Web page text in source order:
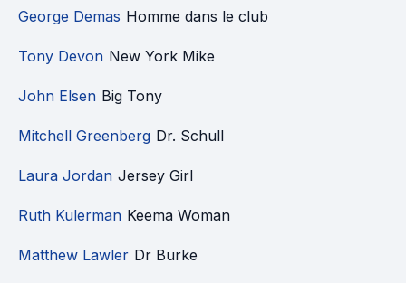
George Demas Homme dans le club
Tony Devon New York Mike
John Elsen Big Tony
Mitchell Greenberg Dr. Schull
Laura Jordan Jersey Girl
Ruth Kulerman Keema Woman
Matthew Lawler Dr Burke